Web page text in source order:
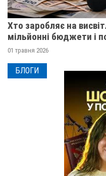
Хто заробляє на
мільйонні бюджети і
01 травня 2026
БЛОГИ